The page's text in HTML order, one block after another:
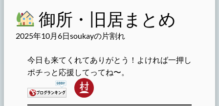
御所・旧居まとめ
2025年10月6日soukayの片割れ
今日も来てくれてありがとう！よければ一押し
ポチっと応援してってね〜。